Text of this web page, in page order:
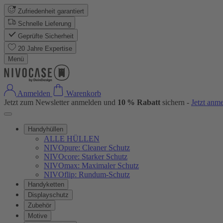
Zufriedenheit garantiert
Schnelle Lieferung
Geprüfte Sicherheit
20 Jahre Expertise
Menü
Anmelden
Warenkorb
Jetzt zum Newsletter anmelden und 10 % Rabatt sichern - Jetzt
Handyhüllen
ALLE HÜLLEN
NIVOpure: Cleaner Schutz
NIVOcore: Starker Schutz
NIVOmax: Maximaler Schutz
NIVOflip: Rundum-Schutz
Handyketten
Displayschutz
Zubehör
Motive